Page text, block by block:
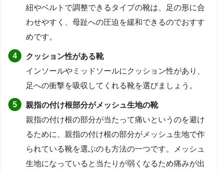
紐やベルトで調整できるタイプの靴は、足の形に合
わせやすく、母趾への圧迫を緩和できるのでおすす
めです。
クッション性がある靴
インソールやミッドソールにクッション性があり、
足への衝撃を吸収してくれる靴を選びましょう。
親指の付け根部分がメッシュ生地の靴
親指の付け根の部分が当たって痛いというのを避け
るために、親指の付け根の部分がメッシュ生地で作
られている靴を選ぶのも方法の一つです。メッシュ
生地になっていると当たりが弱くなるため痛みが出